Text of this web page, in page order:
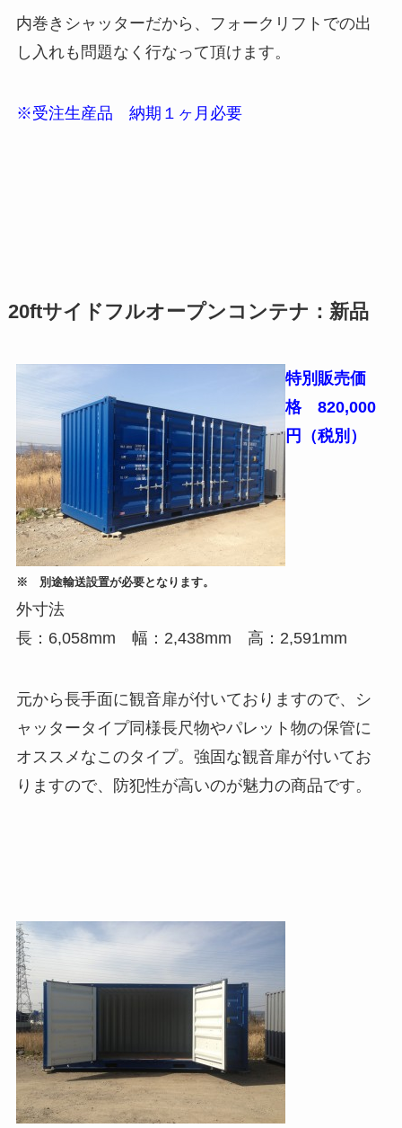
内巻きシャッターだから、フォークリフトでの出
し入れも問題なく行なって頂けます。
※受注生産品 納期１ヶ月必要
20ftサイドフルオープンコンテナ：新品
特別販売価
格 820,000
円（税別）
※ 別途輸送設置が必要となります。
外寸法
長：6,058mm 幅：2,438mm 高：2,591mm
元から長手面に観音扉が付いておりますので、シ
ャッタータイプ同様長尺物やパレット物の保管に
オススメなこのタイプ。強固な観音扉が付いてお
りますので、防犯性が高いのが魅力の商品です。